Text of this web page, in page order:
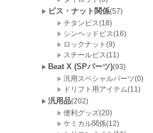
ビス・ナット関係(57)
チタンビス(18)
シンヘッドビス(16)
ロックナット(9)
スチールビス(11)
Beat X (SPパーツ)(93)
汎用スペシャルパーツ(0)
ドリフト用アイテム(11)
汎用品(202)
便利グッズ(20)
ケミカル関係(12)